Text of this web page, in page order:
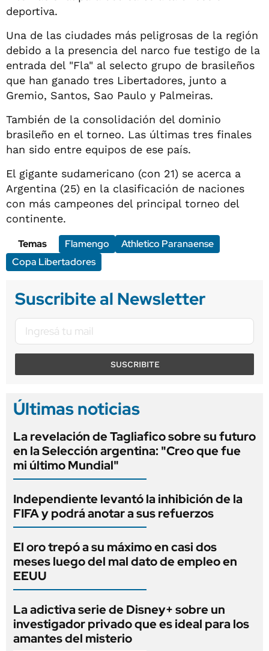
deportiva.
Una de las ciudades más peligrosas de la región
debido a la presencia del narco fue testigo de la
entrada del "Fla" al selecto grupo de brasileños
que han ganado tres Libertadores, junto a
Gremio, Santos, Sao Paulo y Palmeiras.
También de la consolidación del dominio
brasileño en el torneo. Las últimas tres finales
han sido entre equipos de ese país.
El gigante sudamericano (con 21) se acerca a
Argentina (25) en la clasificación de naciones
con más campeones del principal torneo del
continente.
Temas
Flamengo
Athletico Paranaense
Copa Libertadores
Suscribite al Newsletter
SUSCRIBITE
Últimas noticias
La revelación de Tagliafico sobre su futuro
en la Selección argentina: "Creo que fue
mi último Mundial"
Independiente levantó la inhibición de la
FIFA y podrá anotar a sus refuerzos
El oro trepó a su máximo en casi dos
meses luego del mal dato de empleo en
EEUU
La adictiva serie de Disney+ sobre un
investigador privado que es ideal para los
amantes del misterio